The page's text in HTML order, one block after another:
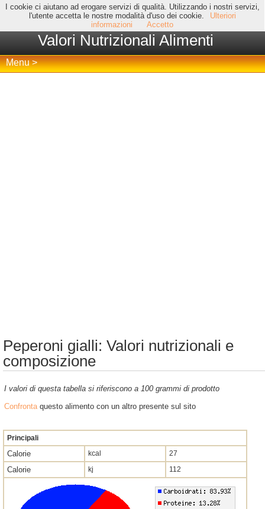
I cookie ci aiutano ad erogare servizi di qualità. Utilizzando i nostri servizi,
l'utente accetta le nostre modalità d'uso dei cookie.
Ulteriori
informazioni
Accetto
Valori Nutrizionali Alimenti
Menu >
Peperoni gialli: Valori nutrizionali e
composizione
I valori di questa tabella si riferiscono a 100 grammi di prodotto
Confrontaquesto alimento con un altro presente sul sito
Principali
Calorie kcal 27
Calorie kj 112